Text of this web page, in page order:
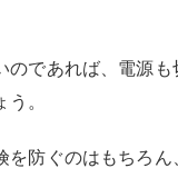
のであれば、電源も
。
防ぐのはもちろん、